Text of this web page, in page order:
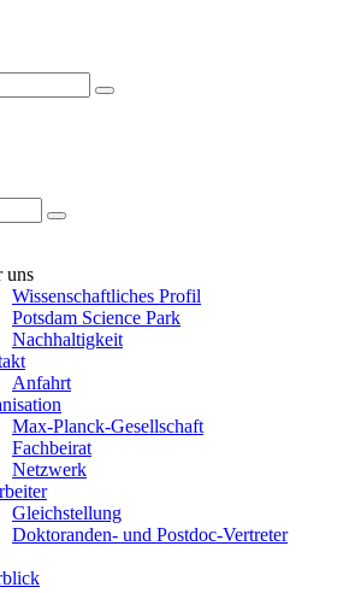
uns
Wissenschaftliches Profil
Potsdam Science Park
Nachhaltigkeit
Anfahrt
Max-Planck-Gesellschaft
Fachbeirat
Netzwerk
Gleichstellung
Doktoranden- und Postdoc-Vertreter